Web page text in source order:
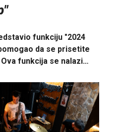
funkciju "2024
da se prisetite
funkcija se nalazi…